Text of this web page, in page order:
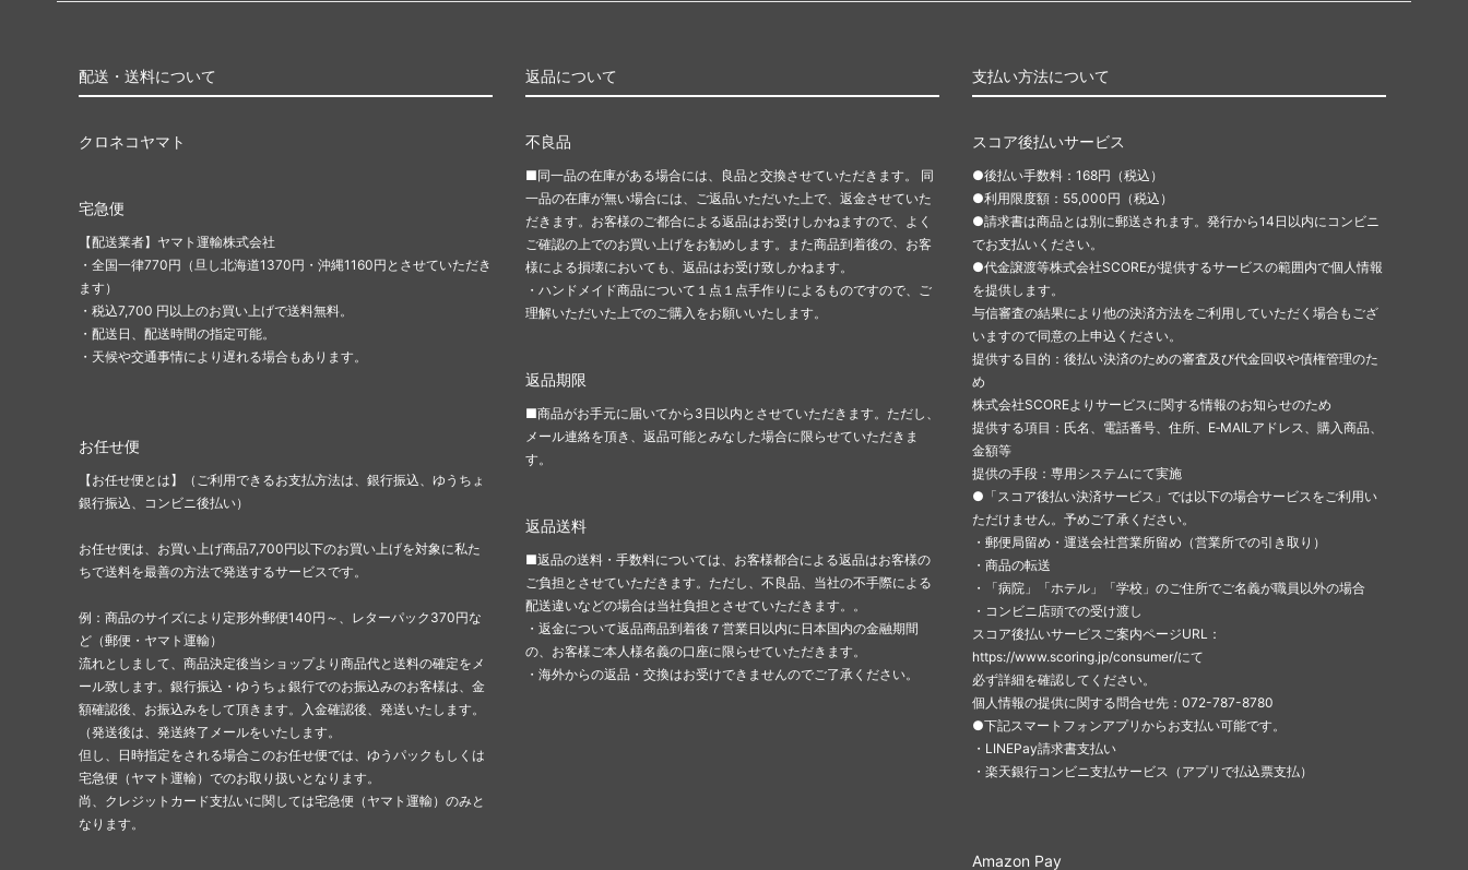
配送・送料について
クロネコヤマト
宅急便
【配送業者】ヤマト運輸株式会社
・全国一律770円（旦し北海道1370円・沖縄1160円とさせていただき
ます）
・税込7,700 円以上のお買い上げで送料無料。
・配送日、配送時間の指定可能。
・天候や交通事情により遅れる場合もあります。
お任せ便
【お任せ便とは】（ご利用できるお支払方法は、銀行振込、ゆうちょ
銀行振込、コンビニ後払い）
お任せ便は、お買い上げ商品7,700円以下のお買い上げを対象に私た
ちで送料を最善の方法で発送するサービスです。
例：商品のサイズにより定形外郵便140円～、レターパック370円な
ど（郵便・ヤマト運輸）
流れとしまして、商品決定後当ショップより商品代と送料の確定をメ
ール致します。銀行振込・ゆうちょ銀行でのお振込みのお客様は、金
額確認後、お振込みをして頂きます。入金確認後、発送いたします。
（発送後は、発送終了メールをいたします。
但し、日時指定をされる場合このお任せ便では、ゆうパックもしくは
宅急便（ヤマト運輸）でのお取り扱いとなります。
尚、クレジットカード支払いに関しては宅急便（ヤマト運輸）のみと
なります。
返品について
不良品
■同一品の在庫がある場合には、良品と交換させていただきます。 同
一品の在庫が無い場合には、ご返品いただいた上で、返金させていた
だきます。お客様のご都合による返品はお受けしかねますので、よく
ご確認の上でのお買い上げをお勧めします。また商品到着後の、お客
様による損壊においても、返品はお受け致しかねます。
・ハンドメイド商品について１点１点手作りによるものですので、ご
理解いただいた上でのご購入をお願いいたします。
返品期限
■商品がお手元に届いてから3日以内とさせていただきます。ただし、
メール連絡を頂き、返品可能とみなした場合に限らせていただきま
す。
返品送料
■返品の送料・手数料については、お客様都合による返品はお客様の
ご負担とさせていただきます。ただし、不良品、当社の不手際による
配送違いなどの場合は当社負担とさせていただきます。。
・返金について返品商品到着後７営業日以内に日本国内の金融期間
の、お客様ご本人様名義の口座に限らせていただきます。
・海外からの返品・交換はお受けできませんのでご了承ください。
支払い方法について
スコア後払いサービス
●後払い手数料：168円（税込）
●利用限度額：55,000円（税込）
●請求書は商品とは別に郵送されます。発行から14日以内にコンビニ
でお支払いください。
●代金譲渡等株式会社SCOREが提供するサービスの範囲内で個人情報
を提供します。
与信審査の結果により他の決済方法をご利用していただく場合もござ
いますので同意の上申込ください。
提供する目的：後払い決済のための審査及び代金回収や債権管理のた
め
株式会社SCOREよりサービスに関する情報のお知らせのため
提供する項目：氏名、電話番号、住所、E‐MAILアドレス、購入商品、
金額等
提供の手段：専用システムにて実施
●「スコア後払い決済サービス」では以下の場合サービスをご利用い
ただけません。予めご了承ください。
・郵便局留め・運送会社営業所留め（営業所での引き取り）
・商品の転送
・「病院」「ホテル」「学校」のご住所でご名義が職員以外の場合
・コンビニ店頭での受け渡し
スコア後払いサービスご案内ページURL：
https://www.scoring.jp/consumer/にて
必ず詳細を確認してください。
個人情報の提供に関する問合せ先：072-787-8780
●下記スマートフォンアプリからお支払い可能です。
・LINEPay請求書支払い
・楽天銀行コンビニ支払サービス（アプリで払込票支払）
Amazon Pay